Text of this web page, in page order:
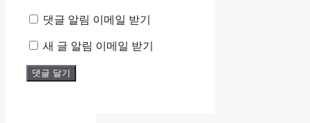
댓글 알림 이메일 받기
새 글 알림 이메일 받기